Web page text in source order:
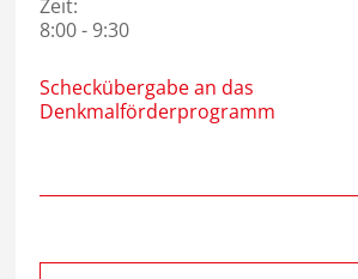
Zeit:
8:00 - 9:30
Scheckübergabe an das
Denkmalförderprogramm